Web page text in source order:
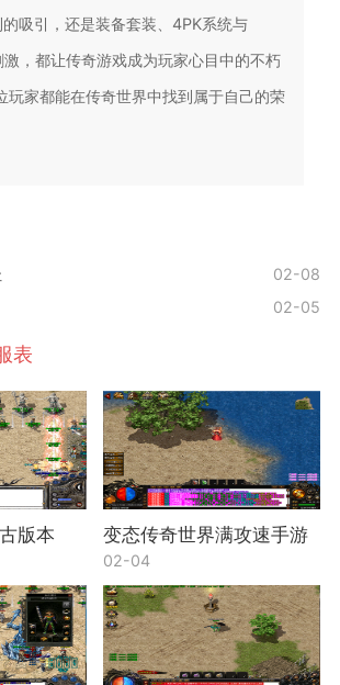
吸引，还是装备套装、4PK系统与
激，都让传奇游戏成为玩家心目中的不朽
玩家都能在传奇世界中找到属于自己的荣
02-08
02-05
表
版本 变态传奇世界满攻速手游
02-04